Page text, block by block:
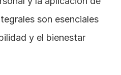
son esenciales
y el bienestar